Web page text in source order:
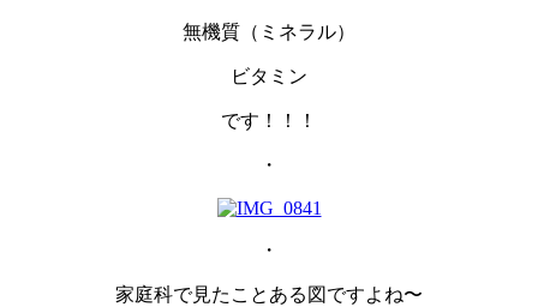
無機質（ミネラル）
ビタミン
です！！！
・
・
家庭科で見たことある図ですよね〜